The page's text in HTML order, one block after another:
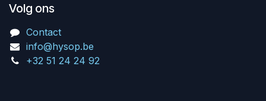
Volg ons
Contact
info@hysop.be
+32 51 24 24 92